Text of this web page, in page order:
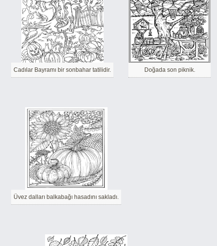
Cadılar Bayramı bir sonbahar tatilidir. Doğada son piknik.
Üvez dalları balkabağı hasadını sakladı.